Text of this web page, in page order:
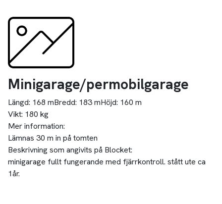
Minigarage/permobilgarage
Längd: 168 mBredd: 183 mHöjd: 160 m
Vikt: 180 kg
Mer information:
Lämnas 30 m in på tomten
Beskrivning som angivits på Blocket:
minigarage fullt fungerande med fjärrkontroll. stått ute ca
1år.